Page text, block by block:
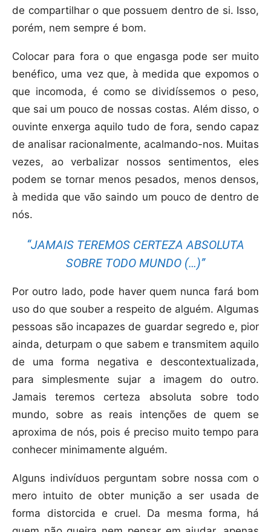
de compartilhar o que possuem dentro de si. Isso,
porém, nem sempre é bom.
Colocar para fora o que engasga pode ser muito
benéfico, uma vez que, à medida que expomos o
que incomoda, é como se dividíssemos o peso,
que sai um pouco de nossas costas. Além disso, o
ouvinte enxerga aquilo tudo de fora, sendo capaz
de analisar racionalmente, acalmando-nos. Muitas
vezes, ao verbalizar nossos sentimentos, eles
podem se tornar menos pesados, menos densos,
à medida que vão saindo um pouco de dentro de
nós.
“JAMAIS TEREMOS CERTEZA ABSOLUTA
SOBRE TODO MUNDO (…)”
Por outro lado, pode haver quem nunca fará bom
uso do que souber a respeito de alguém. Algumas
pessoas são incapazes de guardar segredo e, pior
ainda, deturpam o que sabem e transmitem aquilo
de uma forma negativa e descontextualizada,
para simplesmente sujar a imagem do outro.
Jamais teremos certeza absoluta sobre todo
mundo, sobre as reais intenções de quem se
aproxima de nós, pois é preciso muito tempo para
conhecer minimamente alguém.
Alguns indivíduos perguntam sobre nossa com o
mero intuito de obter munição a ser usada de
forma distorcida e cruel. Da mesma forma, há